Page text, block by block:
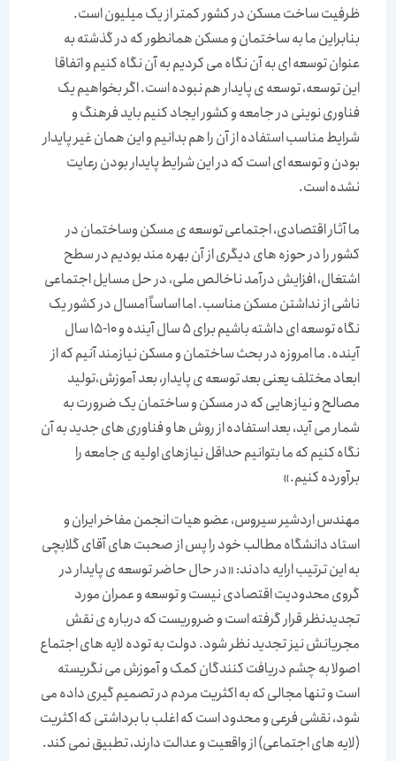
ظرفیت ساخت مسکن در کشور کمتر از یک میلیون است.
بنابراین ما به ساختمان و مسکن همانطور که در گذشته به
عنوان توسعه ای به آن نگاه می کردیم به آن نگاه کنیم و اتفاقا
این توسعه، توسعه ی پایدار هم نبوده است. اگر بخواهیم یک
فناوری نوینی در جامعه و کشور ایجاد کنیم باید فرهنگ و
شرایط مناسب استفاده از آن را هم بدانیم و این همان غیر پایدار
بودن و توسعه ای است که در این شرایط پایدار بودن رعایت
نشده است.
ما آثار اقتصادی، اجتماعی توسعه ی مسکن وساختمان در
کشور را در حوزه های دیگری از آن بهره مند بودیم در سطح
اشتغال، افزایش درآمد ناخالص ملی، در حل مسایل اجتماعی
ناشی از نداشتن مسکن مناسب. اما اساساً امسال در کشور یک
نگاه توسعه ای داشته باشیم برای 5 سال آینده و 10-15 سال
آینده. ما امروزه در بحث ساختمان و مسکن نیازمند آنیم که از
ابعاد مختلف یعنی بعد توسعه ی پایدار، بعد آموزش،تولید
مصالح و نیازهایی که در مسکن و ساختمان یک ضرورت به
شمار می آید، بعد استفاده از روش ها و فناوری های جدید به آن
نگاه کنیم که ما بتوانیم حداقل نیازهای اولیه ی جامعه را
برآورده کنیم.»
مهندس اردشیر سیروس، عضو هیات انجمن مفاخر ایران و
استاد دانشگاه مطالب خود را پس از صحبت های آقای گلابچی
به این ترتیب ارایه دادند: «در حال حاضر توسعه ی پایدار در
گروی محدودیت اقتصادی نیست و توسعه و عمران مورد
تجدیدنظر قرار گرفته است و ضروریست که درباره ی نقش
مجریانش نیز تجدید نظر شود. دولت به توده لایه های اجتماع
اصولا به چشم دریافت کنندگان کمک و آموزش می نگریسته
است و تنها مجالی که به اکثریت مردم در تصمیم گیری داده می
شود، نقشی فرعی و محدود است که اغلب با برداشتی که اکثریت
(لایه های اجتماعی) از واقعیت و عدالت دارند، تطبیق نمی کند.